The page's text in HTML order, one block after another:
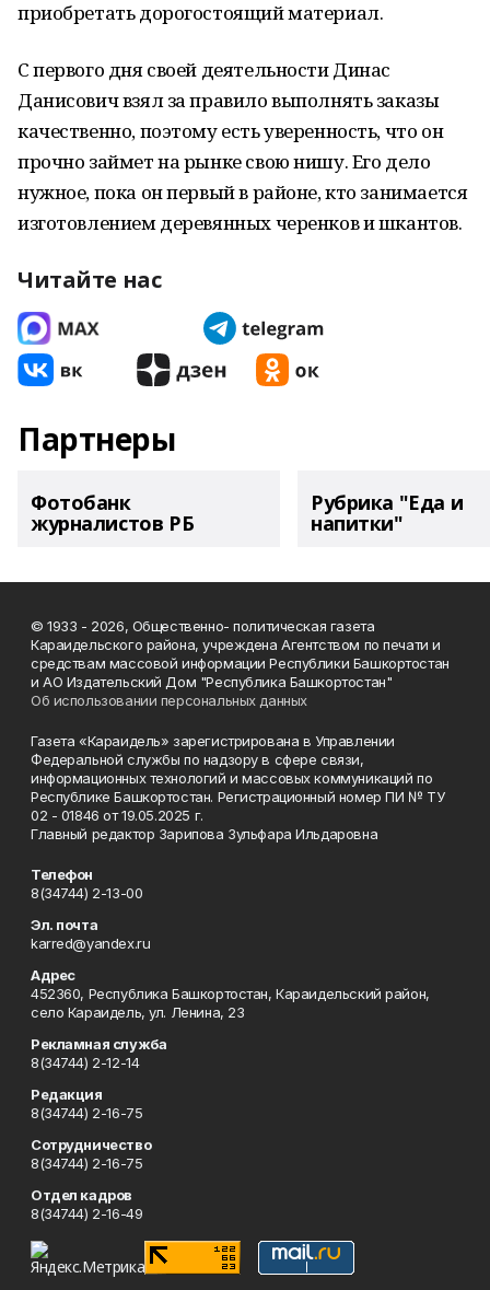
приобретать дорогостоящий материал.
С первого дня своей деятельности Динас
Данисович взял за правило выполнять заказы
качественно, поэтому есть уверенность, что он
прочно займет на рынке свою нишу. Его дело
нужное, пока он первый в районе, кто занимается
изготовлением деревянных черенков и шкантов.
Читайте нас
Партнеры
Фотобанк
журналистов РБ
Рубрика "Еда и
напитки"
© 1933 - 2026, Общественно- политическая газета
Караидельского района, учреждена Агентством по печати и
средствам массовой информации Республики Башкортостан
и АО Издательский Дом "Республика Башкортостан"
Об использовании персональных данных
Газета «Караидель» зарегистрирована в Управлении
Федеральной службы по надзору в сфере связи,
информационных технологий и массовых коммуникаций по
Республике Башкортостан. Регистрационный номер ПИ № ТУ
02 - 01846 от 19.05.2025 г.
Главный редактор Зарипова Зульфара Ильдаровна
Телефон
8(34744) 2-13-00
Эл. почта
karred@yandex.ru
Адрес
452360, Республика Башкортостан, Караидельский район,
село Караидель, ул. Ленина, 23
Рекламная служба
8(34744) 2-12-14
Редакция
8(34744) 2-16-75
Сотрудничество
8(34744) 2-16-75
Отдел кадров
8(34744) 2-16-49